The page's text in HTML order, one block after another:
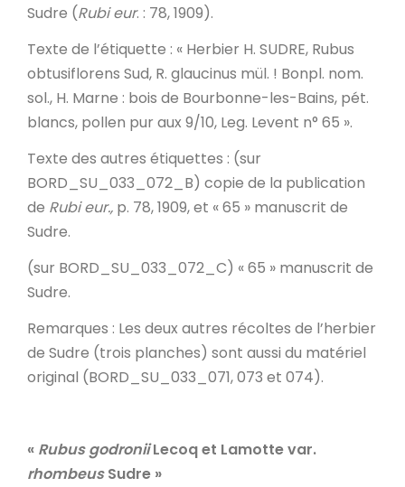
Sudre (Rubi eur. : 78, 1909).
Texte de l’étiquette : « Herbier H. SUDRE, Rubus
obtusiflorens Sud, R. glaucinus mül. ! Bonpl. nom.
sol., H. Marne : bois de Bourbonne-les-Bains, pét.
blancs, pollen pur aux 9/10, Leg. Levent n° 65 ».
Texte des autres étiquettes : (sur
BORD_SU_033_072_B) copie de la publication
de Rubi eur., p. 78, 1909, et « 65 » manuscrit de
Sudre.
(sur BORD_SU_033_072_C) « 65 » manuscrit de
Sudre.
Remarques : Les deux autres récoltes de l’herbier
de Sudre (trois planches) sont aussi du matériel
original (BORD_SU_033_071, 073 et 074).
« Rubus godroniiLecoq et Lamotte var.
rhombeusSudre »